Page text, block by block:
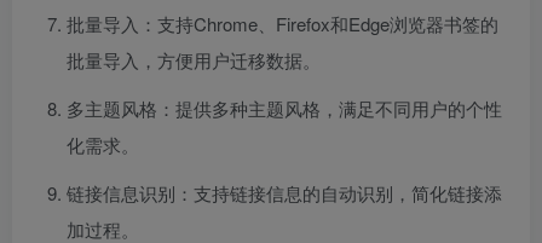
批量导入：支持Chrome、Firefox和Edge浏览器书签的
批量导入，方便用户迁移数据。
多主题风格：提供多种主题风格，满足不同用户的个性
化需求。
链接信息识别：支持链接信息的自动识别，简化链接添
加过程。